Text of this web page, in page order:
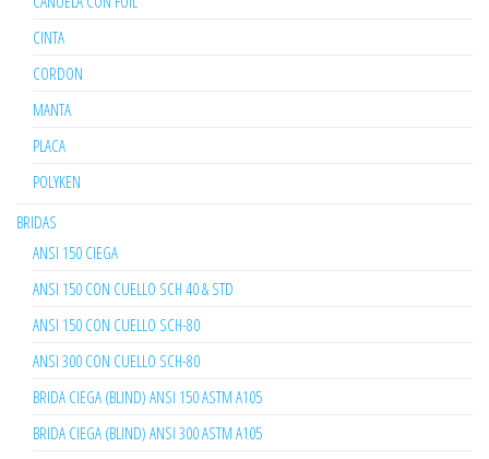
CINTA
CORDON
MANTA
PLACA
POLYKEN
BRIDAS
ANSI 150 CIEGA
ANSI 150 CON CUELLO SCH 40 & STD
ANSI 150 CON CUELLO SCH-80
ANSI 300 CON CUELLO SCH-80
BRIDA CIEGA (BLIND) ANSI 150 ASTM A105
BRIDA CIEGA (BLIND) ANSI 300 ASTM A105